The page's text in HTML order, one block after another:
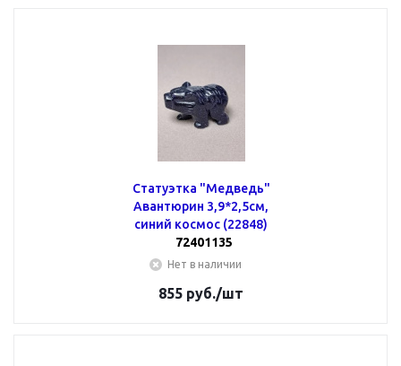
Статуэтка "Медведь"
Авантюрин 3,9*2,5см,
синий космос (22848)
72401135
Нет в наличии
855 руб./шт